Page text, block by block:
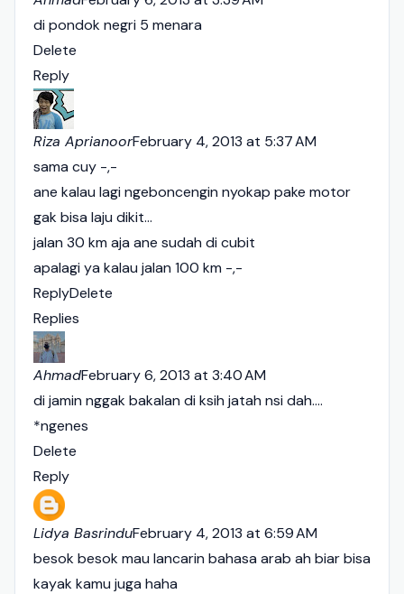
di pondok negri 5 menara
Delete
Reply
Riza AprianoorFebruary 4, 2013 at 5:37 AM
sama cuy -,-
ane kalau lagi ngeboncengin nyokap pake motor
gak bisa laju dikit...
jalan 30 km aja ane sudah di cubit
apalagi ya kalau jalan 100 km -,-
ReplyDelete
Replies
AhmadFebruary 6, 2013 at 3:40 AM
di jamin nggak bakalan di ksih jatah nsi dah....
*ngenes
Delete
Reply
Lidya BasrinduFebruary 4, 2013 at 6:59 AM
besok besok mau lancarin bahasa arab ah biar bisa
kayak kamu juga haha